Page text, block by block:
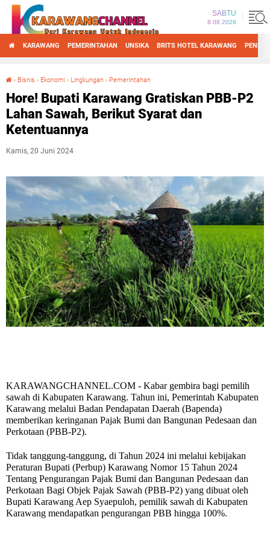
SABTU
8 08 2026
KARAWANG PEMERINTAHAN UNSIKA BRITS HOTEL KARAWANG
› Bisnis › Ekonomi › Lingkungan › Pemerintahan
Hore! Bupati Karawang Gratiskan PBB-P2
Lahan Sawah, Berikut Syarat dan
Ketentuannya
Kamis, 20 Juni 2024
KARAWANGCHANNEL.COM - Kabar gembira bagi pemilih
sawah di Kabupaten Karawang. Tahun ini, Pemerintah Kabupaten
Karawang melalui Badan Pendapatan Daerah (Bapenda)
memberikan keringanan Pajak Bumi dan Bangunan Pedesaan dan
Perkotaan (PBB-P2).
Tidak tanggung-tanggung, di Tahun 2024 ini melalui kebijakan
Peraturan Bupati (Perbup) Karawang Nomor 15 Tahun 2024
Tentang Pengurangan Pajak Bumi dan Bangunan Pedesaan dan
Perkotaan Bagi Objek Pajak Sawah (PBB-P2) yang dibuat oleh
Bupati Karawang Aep Syaepuloh, pemilik sawah di Kabupaten
Karawang mendapatkan pengurangan PBB hingga 100%.